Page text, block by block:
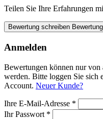
Teilen Sie Ihre Erfahrungen
Bewertung schreiben
Anmelden
Bewertungen können nur von
werden. Bitte loggen Sie sich
Account. Neuer Kunde?
Ihre E-Mail-Adresse *
Ihr Passwort *